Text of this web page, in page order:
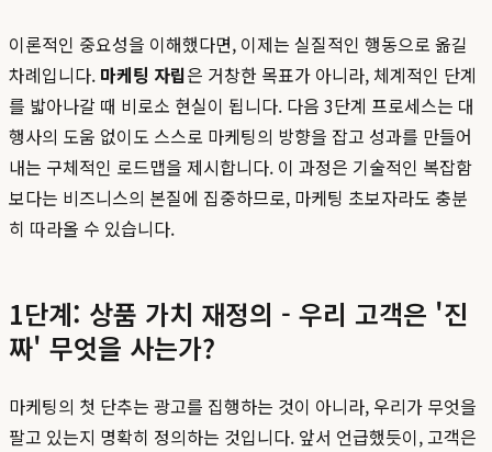
이론적인 중요성을 이해했다면, 이제는 실질적인 행동으로 옮길
차례입니다. 마케팅 자립은 거창한 목표가 아니라, 체계적인 단계
를 밟아나갈 때 비로소 현실이 됩니다. 다음 3단계 프로세스는 대
행사의 도움 없이도 스스로 마케팅의 방향을 잡고 성과를 만들어
내는 구체적인 로드맵을 제시합니다. 이 과정은 기술적인 복잡함
보다는 비즈니스의 본질에 집중하므로, 마케팅 초보자라도 충분
히 따라올 수 있습니다.
1단계: 상품 가치 재정의 - 우리 고객은 '진
짜' 무엇을 사는가?
마케팅의 첫 단추는 광고를 집행하는 것이 아니라, 우리가 무엇을
팔고 있는지 명확히 정의하는 것입니다. 앞서 언급했듯이, 고객은